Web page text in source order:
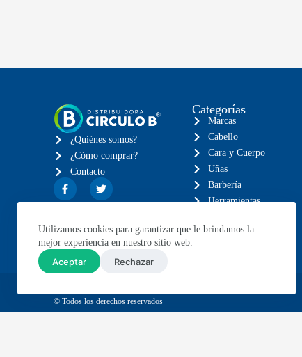
Utilizamos cookies para garantizar que le brindamos la
mejor experiencia en nuestro sitio web.
Aceptar Rechazar
¿Quiénes somos?
¿Cómo comprar?
Contacto
Categorías
Marcas
Cabello
Cara y Cuerpo
Uñas
Barbería
Herramientas
Muebles
© Todos los derechos reservados